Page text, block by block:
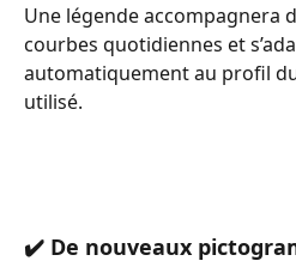
Une légende accompagnera
courbes quotidiennes et
automatiquement au profil
utilisé.
✔️ De nouveaux